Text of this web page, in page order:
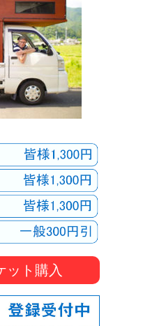
ット購入